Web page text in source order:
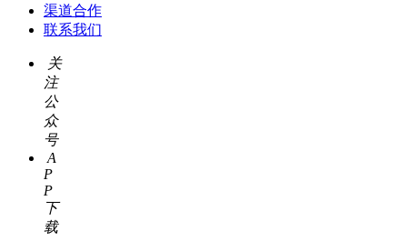
渠道合作
联系我们
关
注
公
众
号
A
P
P
下
载